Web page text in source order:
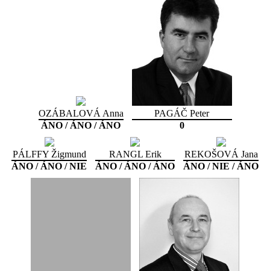
OZÁBALOVÁ Anna
ÁNO / ÁNO / ÁNO
PAGÁČ Peter
0
PÁLFFY Žigmund
ÁNO / ÁNO / NIE
RANGL Erik
ÁNO / ÁNO / ÁNO
REKOŠOVÁ Jana
ÁNO / NIE / ÁNO